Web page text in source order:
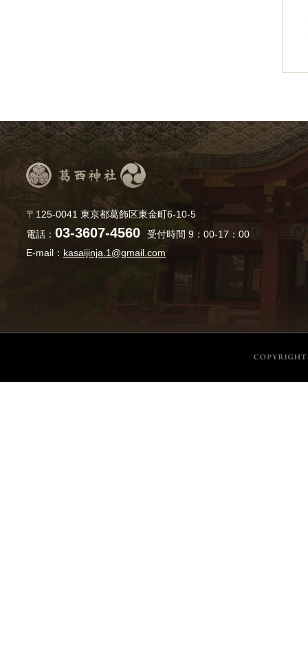
〒125-0041 東京都葛飾区東金町6-10-5
電話： 03-3607-4560
受付時間 9：00-17：00
E-mail： kasaijinja.1@gmail.com